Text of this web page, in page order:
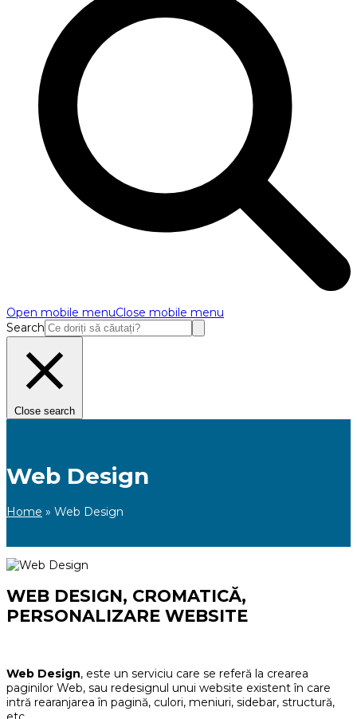
Open mobile menuClose mobile menu
Search
Close search
Web Design
Home » Web Design
WEB DESIGN, CROMATICĂ,
PERSONALIZARE WEBSITE
Web Design, este un serviciu care se referă la crearea
paginilor Web, sau redesignul unui website existent în care
intră rearanjarea în pagină, culori, meniuri, sidebar, structură,